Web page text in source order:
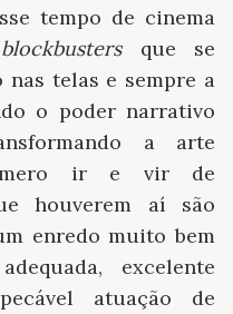
tempo de cinema
blockbustersque se
nas telas e sempre a
o poder narrativo
a arte
mero ir e vir de
houverem aí são
enredo muito bem
excelente
atuação de